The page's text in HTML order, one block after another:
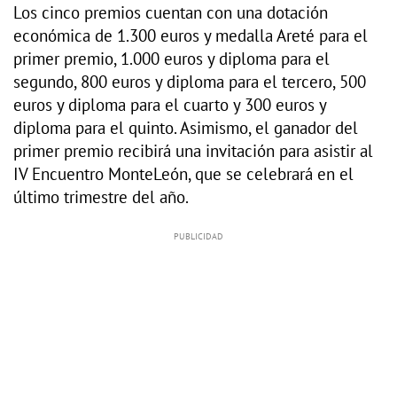
Los cinco premios cuentan con una dotación
económica de 1.300 euros y medalla Areté para el
primer premio, 1.000 euros y diploma para el
segundo, 800 euros y diploma para el tercero, 500
euros y diploma para el cuarto y 300 euros y
diploma para el quinto. Asimismo, el ganador del
primer premio recibirá una invitación para asistir al
IV Encuentro MonteLeón, que se celebrará en el
último trimestre del año.